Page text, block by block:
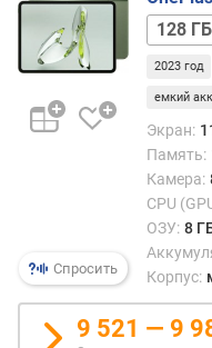
с
п
л
е
я
(
I
(
p
p
Спросить
128 ГБ
/
LTE
2023 год
емкий
Экран:
Память:
Камера:
CPU
ОЗУ: 8
Корпус:
9 521 — 9